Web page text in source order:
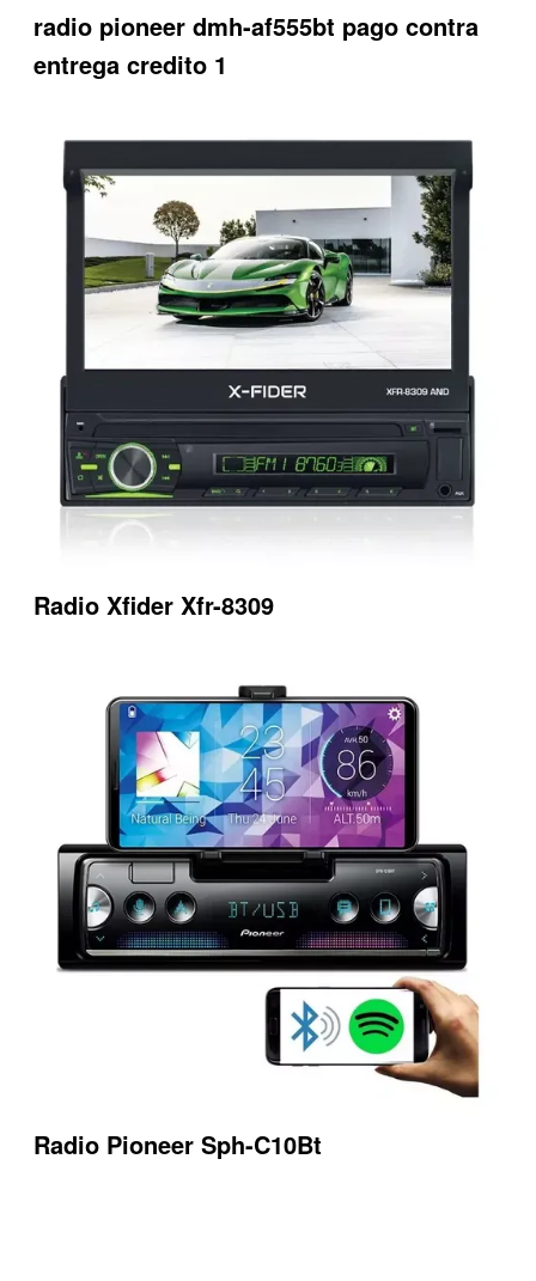
radio pioneer dmh-af555bt pago contra
entrega credito 1
Radio Xfider Xfr-8309
Radio Pioneer Sph-C10Bt